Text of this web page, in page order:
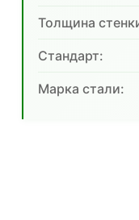
Толщина
Cтандарт:
Марка стали: